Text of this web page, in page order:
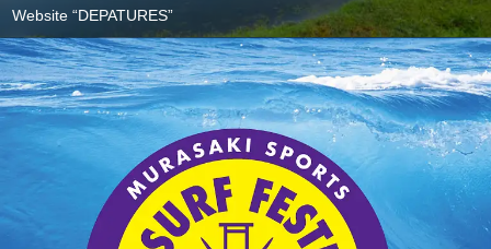
Website “DEPATURES”